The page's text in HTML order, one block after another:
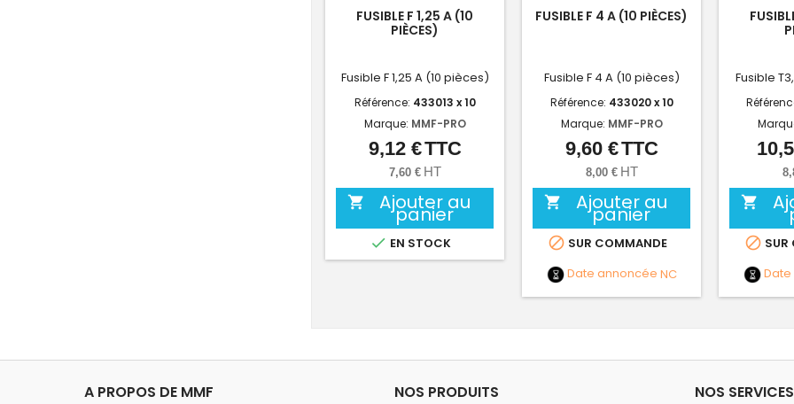
FUSIBLE F 1,25 A (10
PIÈCES)
Fusible F 1,25 A (10 pièces)
Référence: 433013 x 10
Marque: MMF-PRO
Prix
9,12 €TTC
7,60 € HT
 Ajouter au
panier
 EN STOCK
FUSIBLE F 4 A (10 PIÈCES)
Fusible F 4 A (10 pièces)
Référence: 433020 x 10
Marque: MMF-PRO
Prix
9,60 €TTC
8,00 € HT
 Ajouter au
panier
 SUR COMMANDE
Date annoncée NC
Fusible

 SUR
A PROPOS DE MMF NOS PRODUITS NOS SERVICES